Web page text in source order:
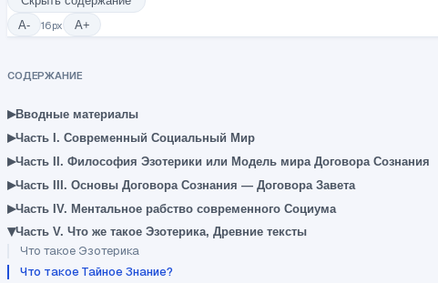
A-
16px A+
СОДЕРЖАНИЕ
▸Вводные материалы
▸Часть I. Современный Социальный Мир
▸Часть II. Философия Эзотерики или Модель мира Договора Сознания
▸Часть III. Основы Договора Сознания — Договора Завета
▸Часть IV. Ментальное рабство современного Социума
▾Часть V. Что же такое Эзотерика, Древние тексты
Что такое Эзотерика
Что такое Тайное Знание?